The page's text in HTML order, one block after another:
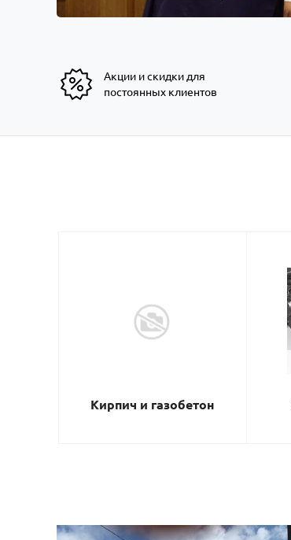
Акции и скидки для
постоянных клиентов
Кирпич и газобетон